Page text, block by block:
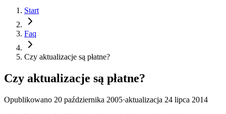
Start
Faq
Czy aktualizacje są płatne?
Czy aktualizacje są płatne?
Opublikowano 20 października 2005·aktualizacja 24 lipca 2014